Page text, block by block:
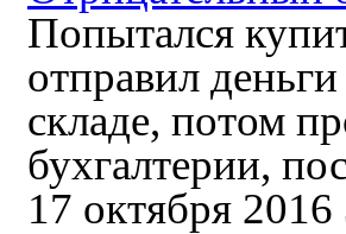
Попытался
отправил
складе, потом
бухгалтерии,
17 октября 2016